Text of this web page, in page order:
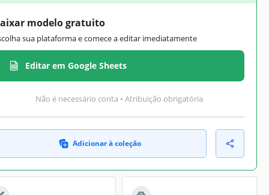
modelo gratuito
sua plataforma e comece a editar imediatamente
Editar em Google Sheets
Não é necessário conta • Atribuição obrigatória
Adicionar à coleção